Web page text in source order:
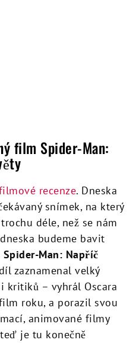
film Spider-Man:
recenze. Dneska
snímek, na který
déle, než se nám
budeme bavit
Spider-Man: Napříč
zaznamenal velký
kritiků – vyhrál Oscara
roku, a porazil svou
animované filmy
je tu konečně